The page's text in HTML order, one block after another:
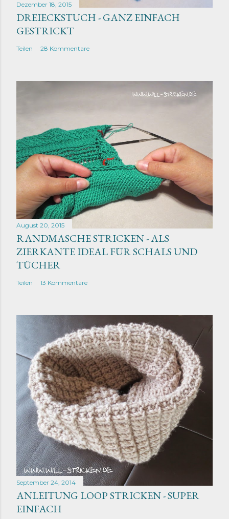
Dezember 18, 2015
DREIECKSTUCH - GANZ EINFACH
GESTRICKT
Teilen 28 Kommentare
August 20, 2015
RANDMASCHE STRICKEN - ALS
ZIERKANTE IDEAL FÜR SCHALS UND
TÜCHER
Teilen 13 Kommentare
September 24, 2014
ANLEITUNG LOOP STRICKEN - SUPER
EINFACH